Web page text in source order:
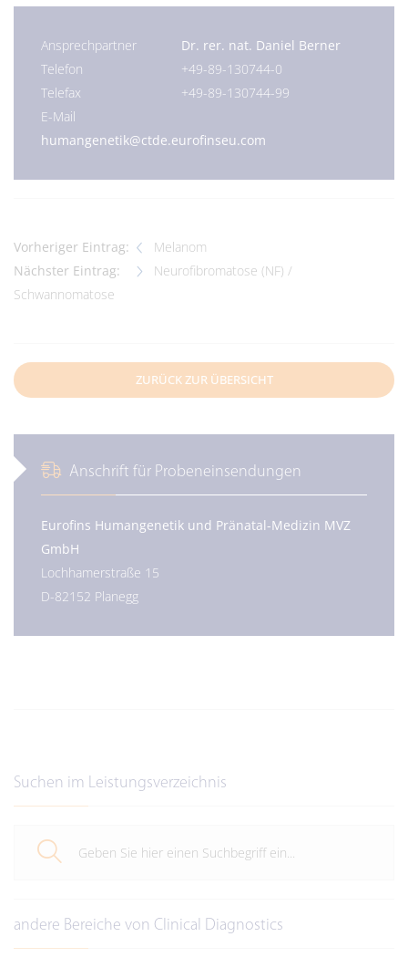
Ansprechpartner
Dr. rer. nat. Daniel Berner
Telefon
+49-89-130744-0
Telefax
+49-89-130744-99
E-Mail
humangenetik@ctde.eurofinseu.com
Vorheriger Eintrag:
Melanom
Nächster Eintrag:
Neurofibromatose (NF) /
Schwannomatose
ZURÜCK ZUR ÜBERSICHT
Anschrift für Probeneinsendungen
Eurofins Humangenetik und Pränatal-Medizin MVZ
GmbH
Lochhamerstraße 15
D-82152 Planegg
Suchen im Leistungsverzeichnis
andere Bereiche von Clinical Diagnostics